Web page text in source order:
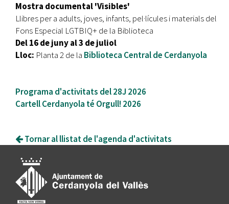
Mostra documental 'Visibles'
Llibres per a adults, joves, infants, pel·lícules i materials del
Fons Especial LGTBIQ+ de la Biblioteca
Del 16 de juny al 3 de juliol
Lloc: Planta 2 de la Biblioteca Central de Cerdanyola
Programa d'activitats del 28J 2026
Cartell Cerdanyola té Orgull! 2026
Tornar al llistat de l'agenda d'activitats